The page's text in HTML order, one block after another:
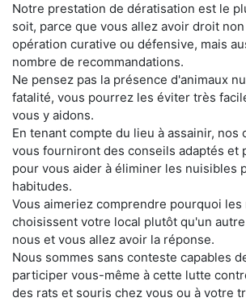
Notre prestation de dératisation est le
soit, parce que vous allez avoir droit
opération curative ou défensive, mais
nombre de recommandations.
Ne pensez pas la présence d'animaux
fatalité, vous pourrez les éviter très
vous y aidons.
En tenant compte du lieu à assainir, nos
vous fourniront des conseils adaptés et
pour vous aider à éliminer les nuisibles
habitudes.
Vous aimeriez comprendre pourquoi les
choisissent votre local plutôt qu'un
nous et vous allez avoir la réponse.
Nous sommes sans conteste capables
participer vous-même à cette lutte
des rats et souris chez vous ou à votre